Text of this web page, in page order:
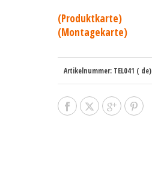
(Produktkarte)
(Montagekarte)
Artikelnummer: TEL041 ( de)